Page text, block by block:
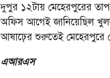
দুপুর ১২টায় মেহেরপুরের
অফিস আগেই জানিয়েছিল
আষাঢ়ের শুরুতেই মেহেরপুরে
এআরএস